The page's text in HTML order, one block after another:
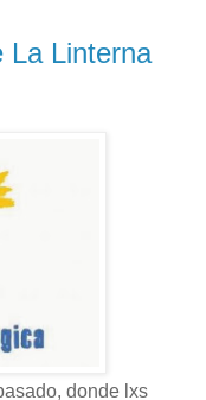
La Linterna
donde lxs